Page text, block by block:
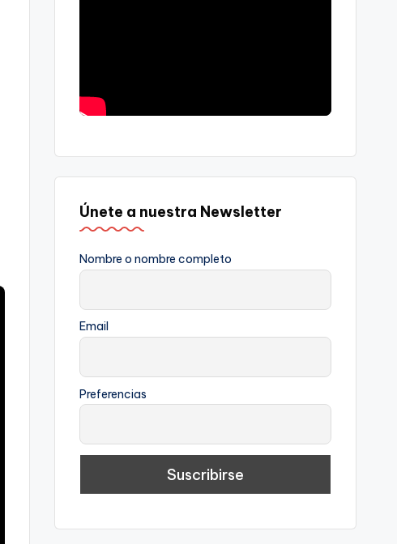
Únete a nuestra Newsletter
Nombre o nombre completo
Email
Preferencias